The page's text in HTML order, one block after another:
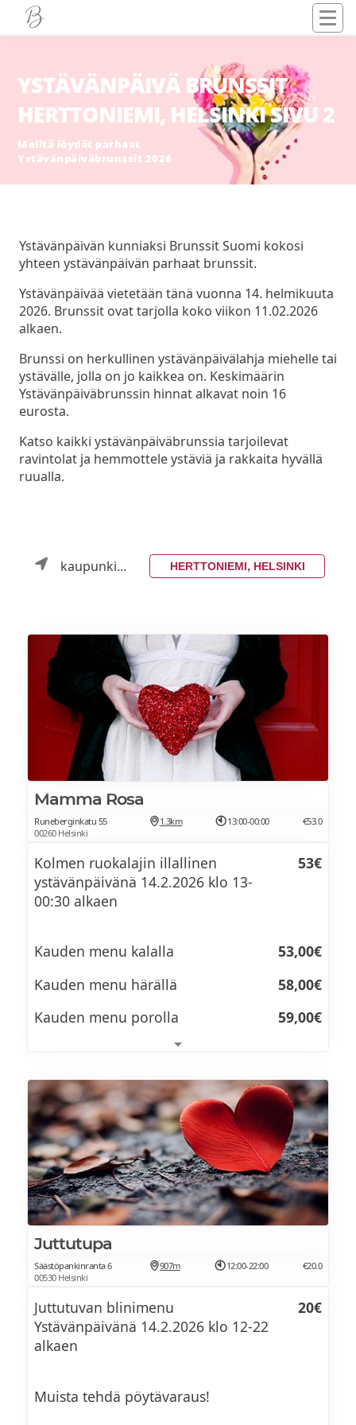
YSTÄVÄNPÄIVÄ BRUNSSIT
HERTTONIEMI, HELSINKI SIVU 2
Meiltä löydät parhaat
Ystävänpäiväbrunssit 2026
Ystävänpäivän kunniaksi Brunssit Suomi kokosi
yhteen ystävänpäivän parhaat brunssit.
Ystävänpäivää vietetään tänä vuonna 14. helmikuuta
2026. Brunssit ovat tarjolla koko viikon 11.02.2026
alkaen.
Brunssi on herkullinen ystävänpäivälahja miehelle tai
ystävälle, jolla on jo kaikkea on. Keskimäärin
Ystävänpäiväbrunssin hinnat alkavat noin 16
eurosta.
Katso kaikki ystävänpäiväbrunssia tarjoilevat
ravintolat ja hemmottele ystäviä ja rakkaita hyvällä
ruualla.
kaupunki... HERTTONIEMI, HELSINKI
Mamma Rosa
Runeberginkatu 55
00260 Helsinki
1.3km 13:00-00:00 €53.0
Kolmen ruokalajin illallinen
ystävänpäivänä 14.2.2026 klo 13-
00:30 alkaen
53€
Kauden menu kalalla
53,00€
Kauden menu härällä
58,00€
Kauden menu porolla
59,00€
MENU
Maa-artisokkakeitto
Alkupalalajitelma
Suolattua lohta, blini siianmädillä,
Päivän tuoretta kalaa, mäti-voikastiketta
Juttutupa
Säästöpankinranta 6
00530 Helsinki
907m 12:00-22:00 €20.0
Juttutuvan blinimenu
Ystävänpäivänä 14.2.2026 klo 12-22
alkaen
20€
Muista tehdä pöytävaraus!